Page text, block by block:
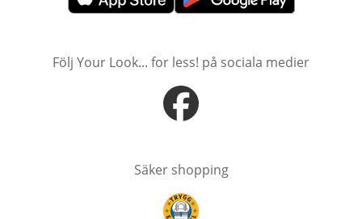
öppnas i nytt fönsteröppnas i nytt fönster
Följ Your Look... for less! på sociala medier
öppnas i nytt fönster
Säker shopping